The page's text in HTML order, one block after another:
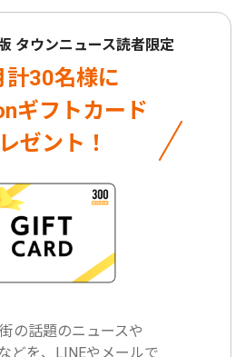
タウンニュース読者限定
計30名様に
ギフトカード
ゼント！
の話題のニュースや
どを、LINEやメールで